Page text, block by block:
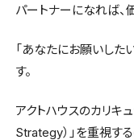
パートナーになれば、
「あなたにお願いした
す。
アクトハウスのカリキ
Strategy）」を重視す